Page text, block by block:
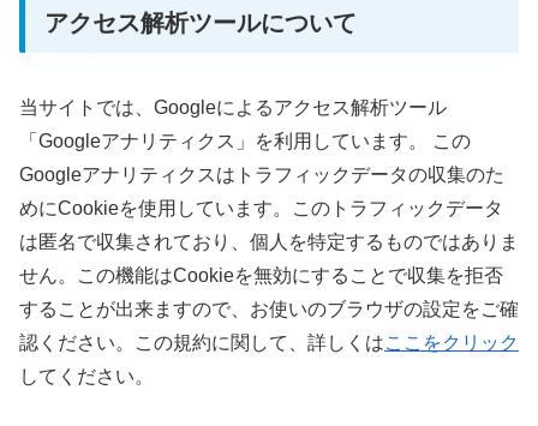
アクセス解析ツールについて
当サイトでは、Googleによるアクセス解析ツール
「Googleアナリティクス」を利用しています。
この
Googleアナリティクスはトラフィックデータの収集のた
めにCookieを使用しています。このトラフィックデータ
は匿名で収集されており、個人を特定するものではありま
せん。この機能はCookieを無効にすることで収集を拒否
することが出来ますので、お使いのブラウザの設定をご確
認ください。この規約に関して、詳しくはここをクリック
してください。